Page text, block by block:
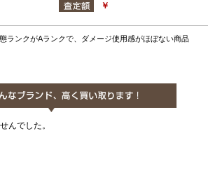
￥
ランクがAランクで、ダメージ使用感がほぼない商品
んでした。